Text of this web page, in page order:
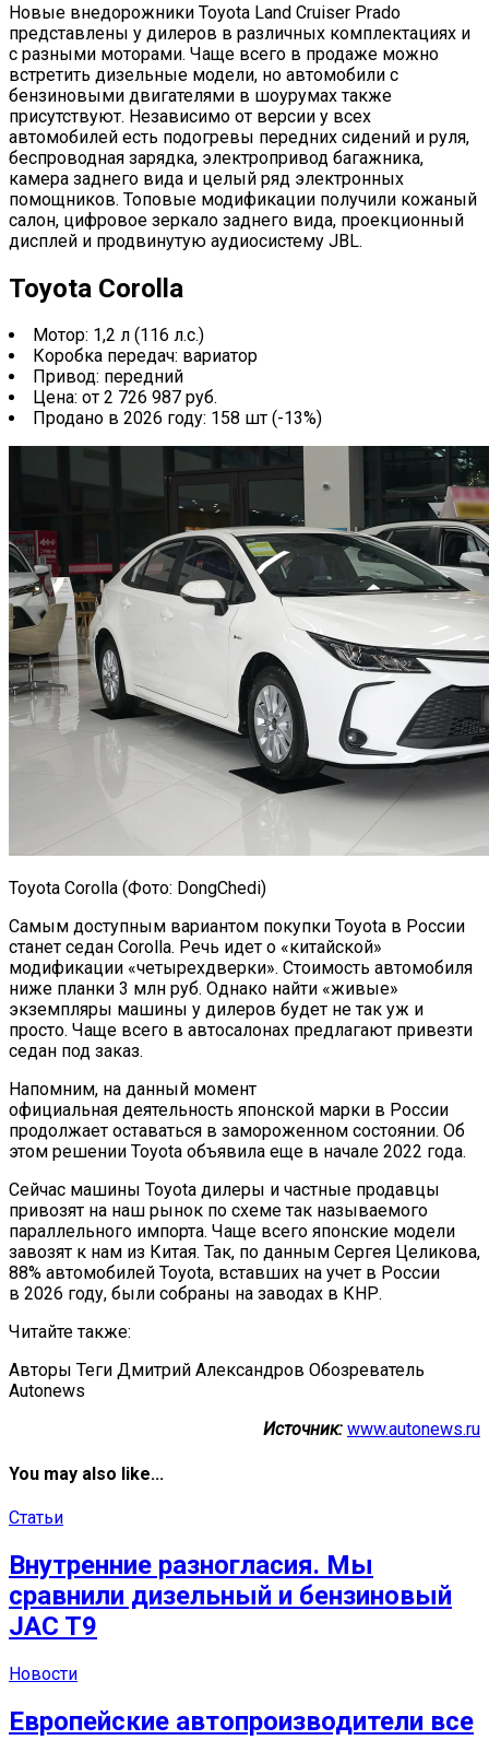
Новые внедорожники Toyota Land Cruiser Prado
представлены у дилеров в различных комплектациях и
с разными моторами. Чаще всего в продаже можно
встретить дизельные модели, но автомобили с
бензиновыми двигателями в шоурумах также
присутствуют. Независимо от версии у всех
автомобилей есть подогревы передних сидений и руля,
беспроводная зарядка, электропривод багажника,
камера заднего вида и целый ряд электронных
помощников. Топовые модификации получили кожаный
салон, цифровое зеркало заднего вида, проекционный
дисплей и продвинутую аудиосистему JBL.
Toyota Corolla
Мотор: 1,2 л (116 л.с.)
Коробка передач: вариатор
Привод: передний
Цена: от 2 726 987 руб.
Продано в 2026 году: 158 шт (-13%)
Toyota Corolla (Фото: DongChedi)
Самым доступным вариантом покупки Toyota в России
станет седан Corolla. Речь идет о «китайской»
модификации «четырехдверки». Стоимость автомобиля
ниже планки 3 млн руб. Однако найти «живые»
экземпляры машины у дилеров будет не так уж и
просто. Чаще всего в автосалонах предлагают привезти
седан под заказ.
Напомним, на данный момент
официальная деятельность японской марки в России
продолжает оставаться в замороженном состоянии. Об
этом решении Toyota объявила еще в начале 2022 года.
Сейчас машины Toyota дилеры и частные продавцы
привозят на наш рынок по схеме так называемого
параллельного импорта. Чаще всего японские модели
завозят к нам из Китая. Так, по данным Сергея Целикова,
88% автомобилей Toyota, вставших на учет в России
в 2026 году, были собраны на заводах в КНР.
Читайте также:
Авторы Теги Дмитрий Александров Обозреватель
Autonews
Источник: www.autonews.ru
You may also like...
Статьи
Внутренние разногласия. Мы
сравнили дизельный и бензиновый
JAC T9
Новости
Европейские автопроизводители все